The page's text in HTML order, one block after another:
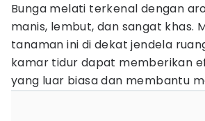
Bunga melati terkenal dengan
manis, lembut, dan sangat khas.
tanaman ini di dekat jendela
kamar tidur dapat memberikan
yang luar biasa dan membantu